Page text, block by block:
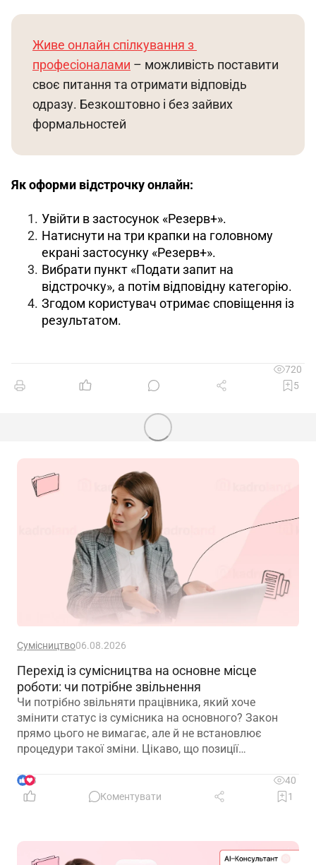
Живе онлайн спілкування з
професіоналами – можливість поставити
своє питання та отримати відповідь
одразу. Безкоштовно і без зайвих
формальностей
Як оформи відстрочку онлайн:
Увійти в застосунок «Резерв+».
Натиснути на три крапки на головному
екрані застосунку «Резерв+».
Вибрати пункт «Подати запит на
відстрочку», а потім відповідну категорію.
Згодом користувач отримає сповіщення із
результатом.
720
5
Сумісництво06.08.2026
Перехід із сумісництва на основне місце
роботи: чи потрібне звільнення
Чи потрібно звільняти працівника, який хоче
змінити статус із сумісника на основного? Закон
прямо цього не вимагає, але й не встановлює
процедури такої зміни. Цікаво, що позиції
повністю збігаються та мають свої ризики
3
40
Коментувати
1